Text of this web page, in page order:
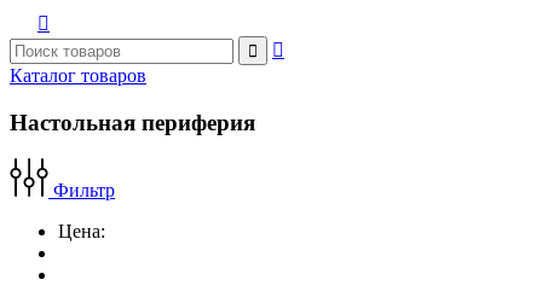



Каталог товаров
Настольная периферия
Фильтр
Цена: